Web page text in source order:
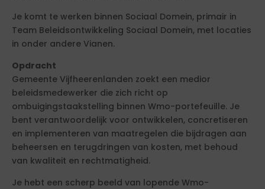
Je komt te werken binnen Sociaal Domein, primair in
Team Beleidsontwikkeling Sociaal Domein, met locaties
in onder andere Vianen.
Opdracht
Gemeente Vijfheerenlanden zoekt een medior
beleidsmedewerker die zich richt op
ombuigingstaakstelling binnen Wmo-portefeuille. Je
bent verantwoordelijk voor ontwikkelen, concretiseren
en implementeren van maatregelen die bijdragen aan
beheersen en terugdringen van kosten, met behoud
van kwaliteit en rechtmatigheid.
Je hebt een scherp beeld van lopende Wmo-